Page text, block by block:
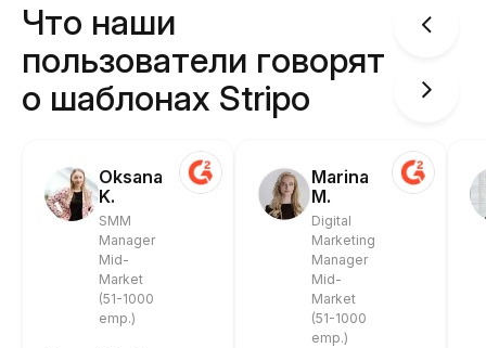
Что наши
пользователи говорят
о шаблонах Stripo
Oksana
K.
SMM
Manager
Mid-
Market
(51-1000
emp.)
Marina
M.
Digital
Marketing
Manager
Mid-
Market
(51-1000
emp.)